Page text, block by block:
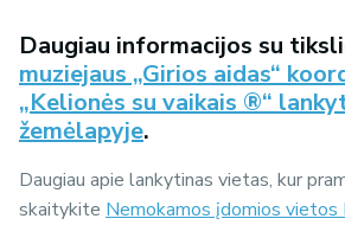
Daugiau informacijos su
muziejaus „Girios aidas“
„Kelionės su vaikais ®“
žemėlapyje.
Daugiau apie lankytinas vietas, kur
skaitykite Nemokamos įdomios vietos